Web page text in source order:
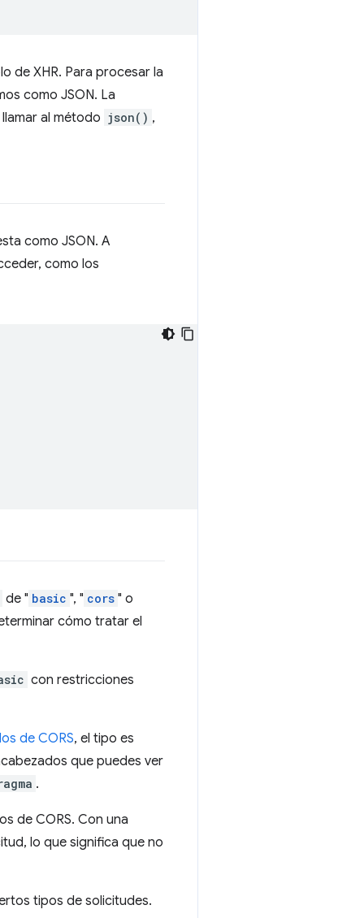
de XHR. Para procesar la
como JSON. La
al método json() ,
como JSON. A
como los
de " basic ", " cors " o
cómo tratar el
con restricciones
de CORS, el tipo es
que puedes ver
.
de CORS. Con una
lo que significa que no
tipos de solicitudes.